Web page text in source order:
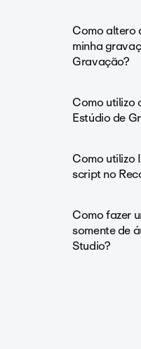
Como altero
minha
Gravação?
Como utilizo
Estúdio de
Como utilizo
script no
Como fazer
somente de
Studio?